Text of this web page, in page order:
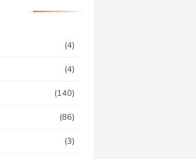
(4)
(4)
(140)
(86)
(3)